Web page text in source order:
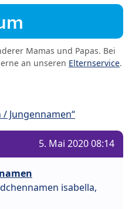
Mamas und Papas. Bei
an unseren Elternservice.
Jungennamen“
5. Mai 2020 08:14
isabella,